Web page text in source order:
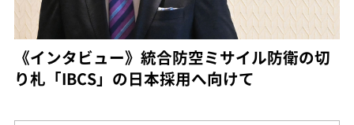
《インタビュー》統合防空ミサイル防衛の切
り札「IBCS」の日本採用へ向けて